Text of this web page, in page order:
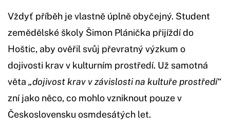
Vždyť příběh je vlastně úplně obyčejný. Student
zemědělské školy Šimon Plánička přijíždí do
Hoštic, aby ověřil svůj převratný výzkum o
dojivosti krav v kulturním prostředí. Už samotná
věta „dojivost krav v závislosti na kultuře prostředí“
zní jako něco, co mohlo vzniknout pouze v
Československu osmdesátých let.